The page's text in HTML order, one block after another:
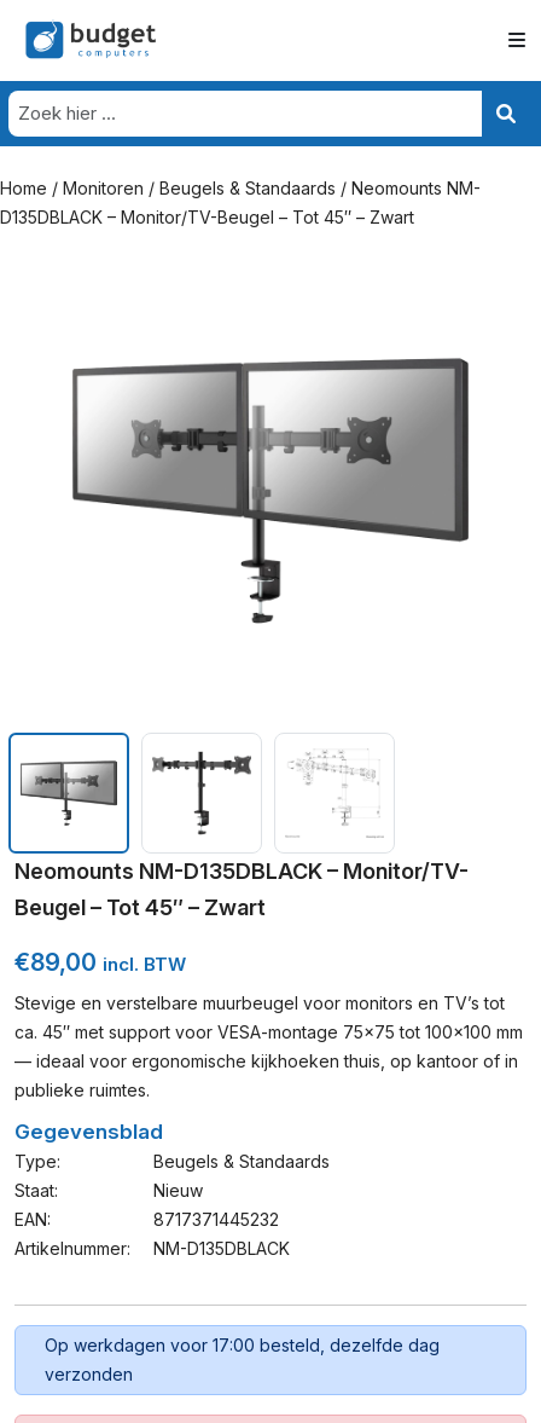
Home / Monitoren / Beugels & Standaards / Neomounts NM-
D135DBLACK – Monitor/TV-Beugel – Tot 45″ – Zwart
Neomounts NM-D135DBLACK – Monitor/TV-
Beugel – Tot 45″ – Zwart
€89,00 incl. BTW
Stevige en verstelbare muurbeugel voor monitors en TV’s tot
ca. 45″ met support voor VESA-montage 75×75 tot 100×100 mm
— ideaal voor ergonomische kijkhoeken thuis, op kantoor of in
publieke ruimtes.
Gegevensblad
Type:
Beugels & Standaards
Staat:
Nieuw
EAN:
8717371445232
Artikelnummer:
NM-D135DBLACK
Op werkdagen voor 17:00 besteld, dezelfde dag
verzonden